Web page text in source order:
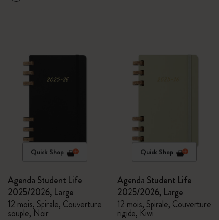
Quick Shop
Agenda Student Life
2025/2026, Large
12 mois, Spirale, Couverture
souple, Noir
Quick Shop
Agenda Student Life
2025/2026, Large
12 mois, Spirale, Couverture
rigide, Kiwi